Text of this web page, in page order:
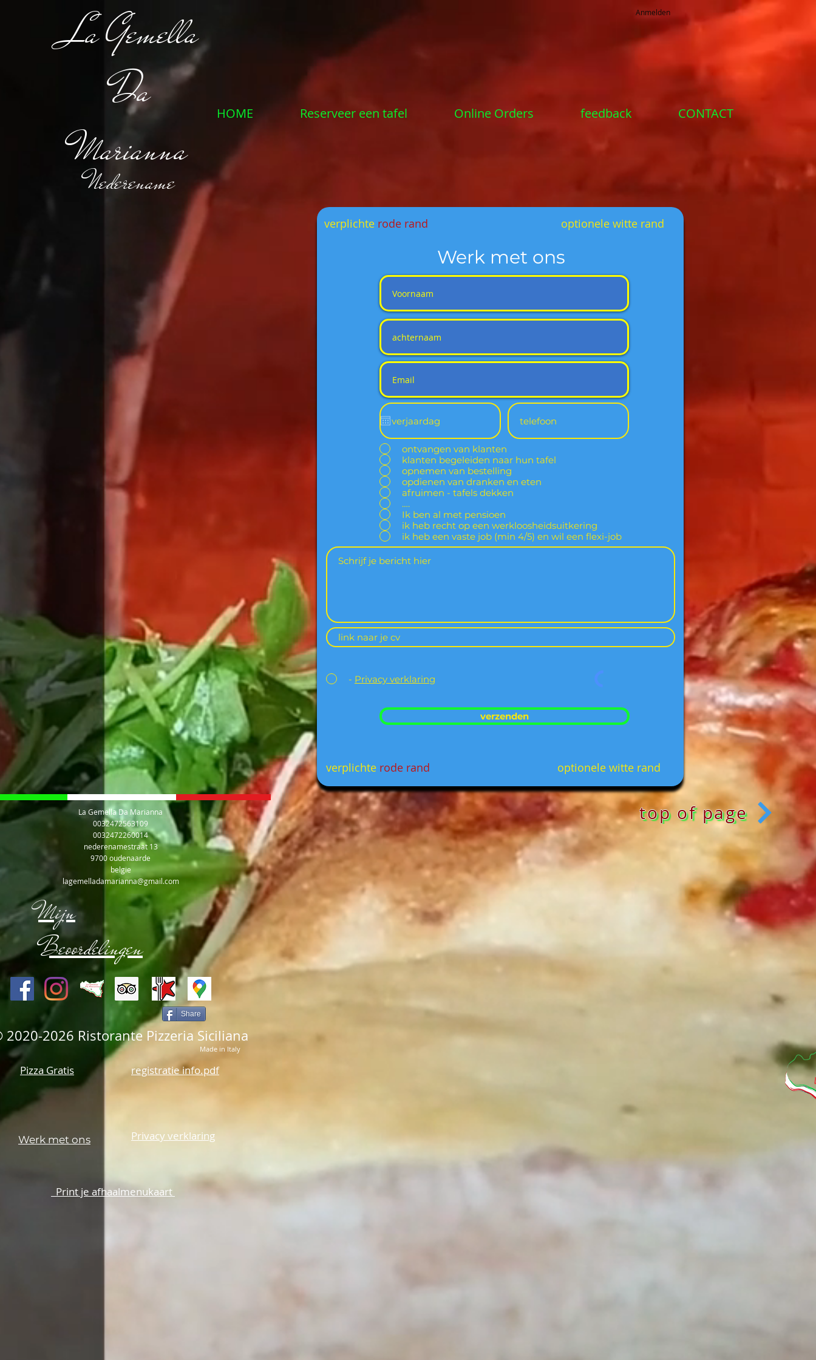
La Gemella
Da
Marianna
Nederename
Anmelden
HOME Reserveer een tafel Online Orders feedback CONTACT
verplichte rode rand optionele witte rand
Werk met ons
ontvangen van klanten
klanten begeleiden naar hun tafel
opnemen van bestelling
opdienen van dranken en eten
afruimen - tafels dekken
….
Ik ben al met pensioen
ik heb recht op een werkloosheidsuitkering
ik heb een vaste job (min 4/5) en wil een flexi-job
- Privacy verklaring
verzenden
verplichte rode rand optionele witte rand
La Gemella Da Marianna
0032472563109
0032472260014
nederenamestraat 13
9700 oudenaarde
belgie
lagemelladamarianna@gmail.com
top of page
Mijn
Beoordelingen
Share
2020-2026 Ristorante Pizzeria Siciliana
Made in Italy
Pizza Gratis registratie info.pdf
Werk met ons Privacy verklaring
Print je afhaalmenukaart